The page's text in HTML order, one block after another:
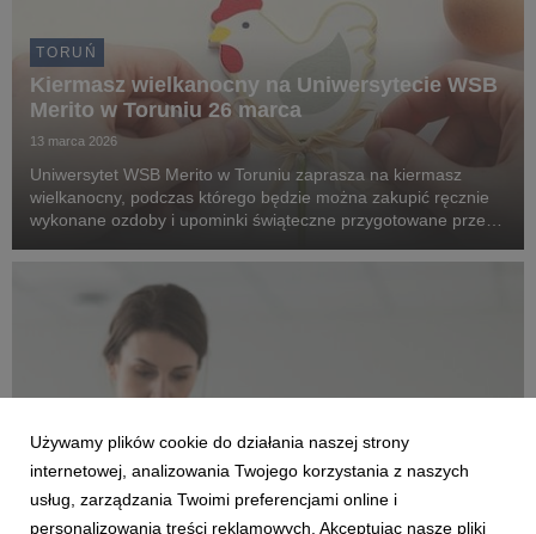
TORUŃ
Kiermasz wielkanocny na Uniwersytecie WSB
Merito w Toruniu 26 marca
13 marca 2026
Uniwersytet WSB Merito w Toruniu zaprasza na kiermasz
wielkanocny, podczas którego będzie można zakupić ręcznie
wykonane ozdoby i upominki świąteczne przygotowane przez
Torunia, Kowalewa Pomorskiego i Sławkowa.
Używamy plików cookie do działania naszej strony
internetowej, analizowania Twojego korzystania z naszych
usług, zarządzania Twoimi preferencjami online i
personalizowania treści reklamowych. Akceptując nasze pliki